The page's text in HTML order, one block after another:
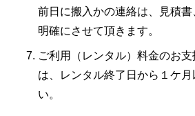
前日に搬入かの連絡は、見積書
明確にさせて頂きます。
ご利用（レンタル）料金のお
は、レンタル終了日から１ケ
い。